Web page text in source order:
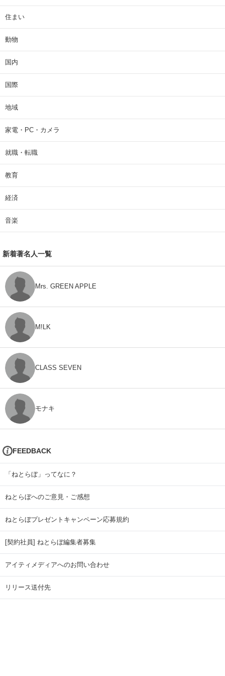
住まい
動物
国内
国際
地域
家電・PC・カメラ
就職・転職
教育
経済
音楽
新着著名人一覧
Mrs. GREEN APPLE
M!LK
CLASS SEVEN
モナキ
FEEDBACK
「ねとらぼ」ってなに？
ねとらぼへのご意見・ご感想
ねとらぼプレゼントキャンペーン応募規約
[契約社員] ねとらぼ編集者募集
アイティメディアへのお問い合わせ
リリース送付先